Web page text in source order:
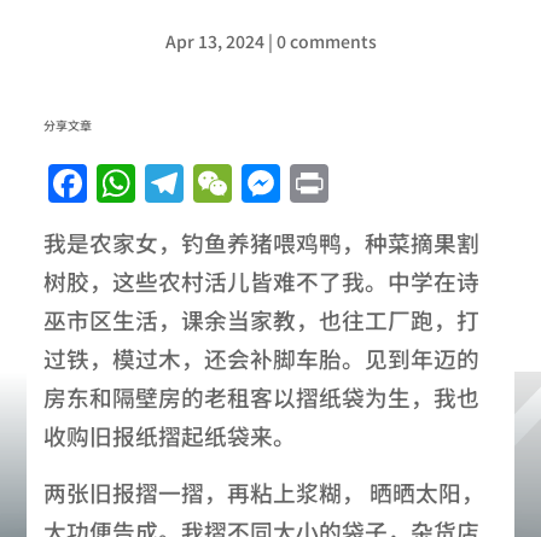
Apr 13, 2024| 0 comments
分享文章
Facebook
WhatsApp
Telegram
WeChat
Messenger
Print
我是农家女，钓鱼养猪喂鸡鸭，种菜摘果割
树胶，这些农村活儿皆难不了我。中学在诗
巫市区生活，课余当家教，也往工厂跑，打
过铁，模过木，还会补脚车胎。见到年迈的
房东和隔壁房的老租客以摺纸袋为生，我也
收购旧报纸摺起纸袋来。
两张旧报摺一摺，再粘上浆糊， 晒晒太阳，